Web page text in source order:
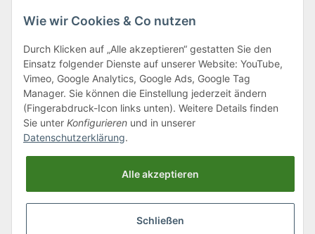
Klagenfurter Straße 29
9556 Liebenfels
Montag bis Donnerstag: 8:00 bis 16:30 Uhr
Freitag: 8:00 bis 12:00 Uhr
Tel.:0043 (0) 4262 50900
office@cncshop.at
Wie wir Cookies & Co nutzen
Durch Klicken auf „Alle akzeptieren“ gestatten Sie den
Einsatz folgender Dienste auf unserer Website: YouTube,
Vimeo, Google Analytics, Google Ads, Google Tag
Manager. Sie können die Einstellung jederzeit ändern
(Fingerabdruck-Icon links unten). Weitere Details finden
Sie unter Konfigurieren und in unserer
Datenschutzerklärung.
Alle akzeptieren
Schließen